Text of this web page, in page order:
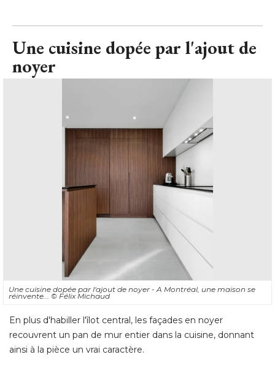
Une cuisine dopée par l'ajout de
noyer
Une cuisine dopée par l'ajout de noyer - A Montréal, une maison se
réinvente... © Félix Michaud
En plus d'habiller l'îlot central, les façades en noyer
recouvrent un pan de mur entier dans la cuisine, donnant
ainsi à la pièce un vrai caractère.